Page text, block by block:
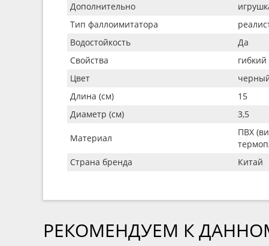
Дополнительно
Тип фаллоимитатора
Водостойкость
Да
Свойства
гибкий
Цвет
Длина (см)
15
Диаметр (см)
3,5
Материал
ПВХ
Страна бренда
Китай
РЕКОМЕНДУЕМ К